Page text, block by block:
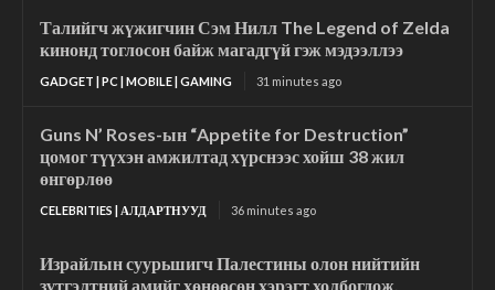
Талийгч жүжигчин Сэм Нилл The Legend of Zelda
кинонд тоглосон байж магадгүй гэж мэдээллээ
GADGET | PC | MOBILE | GAMING 31 minutes ago
Guns N’ Roses-ын “Appetite for Destruction”
цомог түүхэн амжилтад хүрснээс хойш 38 жил
өнгөрлөө
CELEBRITIES | АЛДАРТНУУД 36 minutes ago
Израйлын суурьшигч Палестины олон нийтийн
зүтгэлтний амийг хөнөөсөн хэрэгт холбогдож,